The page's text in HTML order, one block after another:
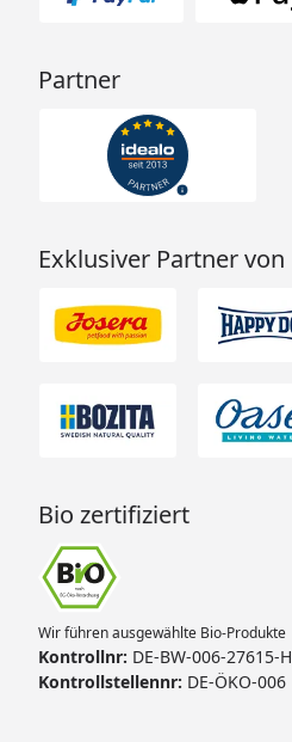
Partner
Exklusiver Partner von
Bio zertifiziert
Wir führen ausgewählte Bio-Produkte
Kontrollnr: DE-BW-006-27615-H
Kontrollstellennr: DE-ÖKO-006